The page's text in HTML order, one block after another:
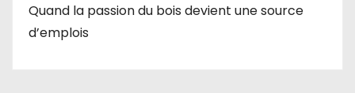
Quand la passion du bois devient une source
d’emplois